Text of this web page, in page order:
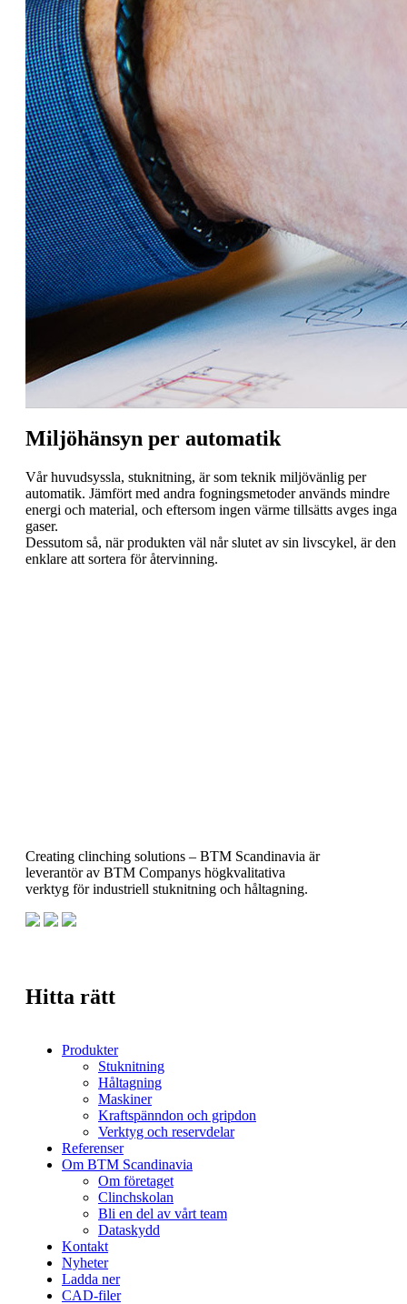
Miljöhänsyn per automatik
Vår huvudsyssla, stuknitning, är som teknik miljövänlig per
automatik. Jämfört med andra fogningsmetoder används mindre
energi och material, och eftersom ingen värme tillsätts avges inga
gaser.
Dessutom så, när produkten väl når slutet av sin livscykel, är den
enklare att sortera för återvinning.
Creating clinching solutions – BTM Scandinavia är
leverantör av BTM Companys högkvalitativa
verktyg för industriell stuknitning och håltagning.
Hitta rätt
Produkter
Stuknitning
Håltagning
Maskiner
Kraftspänndon och gripdon
Verktyg och reservdelar
Referenser
Om BTM Scandinavia
Om företaget
Clinchskolan
Bli en del av vårt team
Dataskydd
Kontakt
Nyheter
Ladda ner
CAD-filer